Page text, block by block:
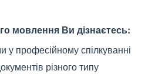
мовлення Ви дізнаєтесь:
у професійному спілкуванні
різного типу